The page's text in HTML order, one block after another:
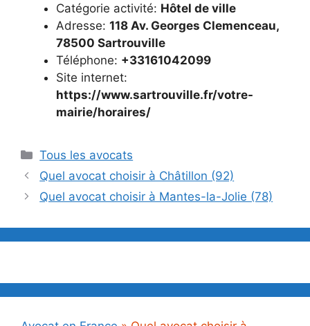
Catégorie activité: Hôtel de ville
Adresse: 118 Av. Georges Clemenceau,
78500 Sartrouville
Téléphone: +33161042099
Site internet:
https://www.sartrouville.fr/votre-
mairie/horaires/
Catégories
Tous les avocats
Quel avocat choisir à Châtillon (92)
Quel avocat choisir à Mantes-la-Jolie (78)